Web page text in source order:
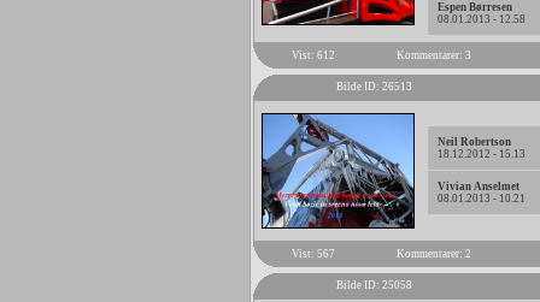
Espen Børresen
08.01.2013 - 12.58
Vist: 612 Kommentarer: 3
Bilde ID: 26513
Neil Robertson
18.12.2012 - 15.13
Vivian Anselmet
08.01.2013 - 10.21
Vist: 567 Kommentarer: 2
Bilde ID: 25058